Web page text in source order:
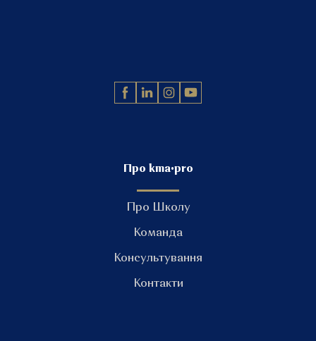
Про kma•pro
Про Школу
Команда
Консультування
Контакти